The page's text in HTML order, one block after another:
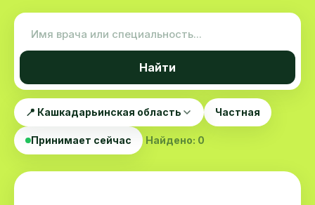
Найти
📍 Кашкадарьинская область Частная
Принимает сейчас Найдено: 0